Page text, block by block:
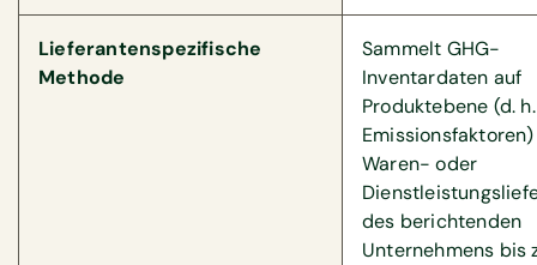
Lieferantenspezifische
Methode
Sammelt GHG-
Inventardaten auf
Produktebene (d. h.
Waren- oder
des berichtenden
Unternehmens bis